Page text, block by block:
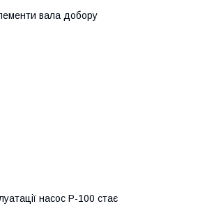
вала добору
насос P-100 стає